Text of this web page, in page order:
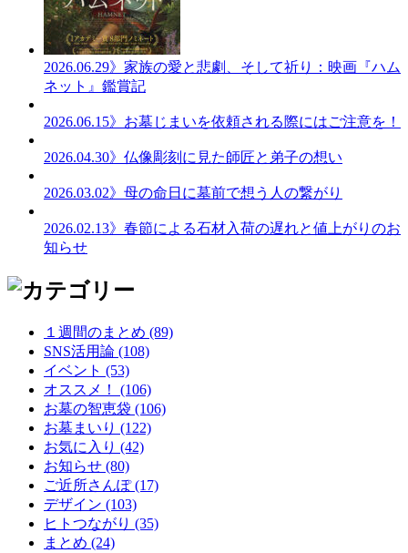
2026.06.29》家族の愛と悲劇、そして祈り：映画『ハム
ネット』鑑賞記
2026.06.15》お墓じまいを依頼される際にはご注意を！
2026.04.30》仏像彫刻に見た師匠と弟子の想い
2026.03.02》母の命日に墓前で想う人の繋がり
2026.02.13》春節による石材入荷の遅れと値上がりのお
知らせ
１週間のまとめ (89)
SNS活用論 (108)
イベント (53)
オススメ！ (106)
お墓の智恵袋 (106)
お墓まいり (122)
お気に入り (42)
お知らせ (80)
ご近所さんぽ (17)
デザイン (103)
ヒトつながり (35)
まとめ (24)